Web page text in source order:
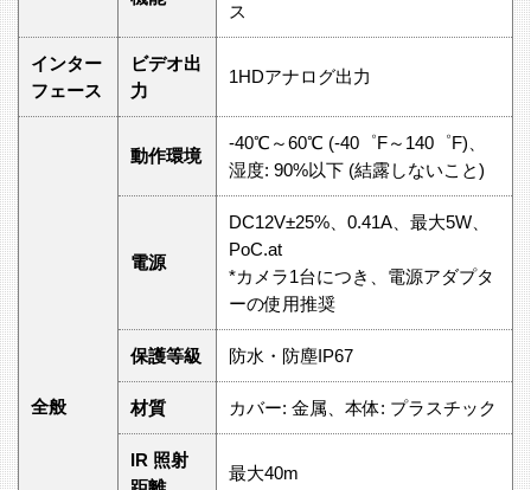
ス
インター
フェース
ビデオ出
力
1HDアナログ出力
全般
動作環境
-40℃～60℃ (-40゜F～140゜F)、
湿度: 90%以下 (結露しないこと)
電源
DC12V±25%、0.41A、最大5W、
PoC.at
*カメラ1台につき、電源アダプタ
ーの使用推奨
保護等級 防水・防塵IP67
材質 カバー: 金属、本体: プラスチック
IR 照射
最大40m